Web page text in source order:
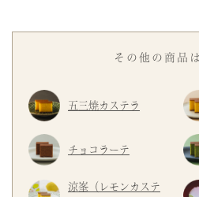
その他の商品
五三焼カステラ
チョコラーテ
涼峯（レモンカステ